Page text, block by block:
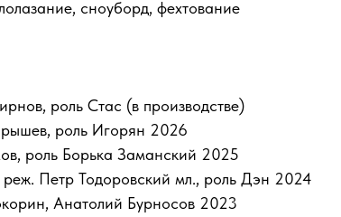
сноуборд, фехтование
роль Стас (в производстве)
роль Игорян 2026
роль Борька Заманский 2025
реж. Петр Тодоровский мл., роль Дэн 2024
Анатолий Бурносов 2023